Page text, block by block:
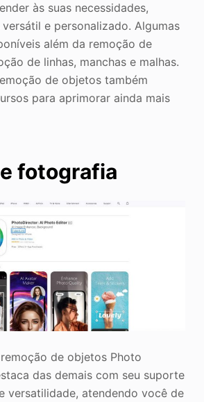
às suas necessidades,
e personalizado. Algumas
além da remoção de
de linhas, manchas e malhas.
de objetos também
para aprimorar ainda mais
fotografia
de objetos Photo
das demais com seu suporte
versatilidade, atendendo você de